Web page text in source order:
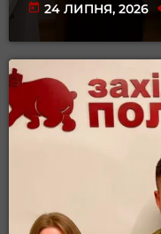
today 24 ЛИПНЯ, 2026